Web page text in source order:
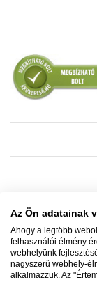
Az Ön adatainak
Ahogy a legtöbb
felhasználói élmény
webhelyünk
nagyszerű webhely-
alkalmazzuk. Az